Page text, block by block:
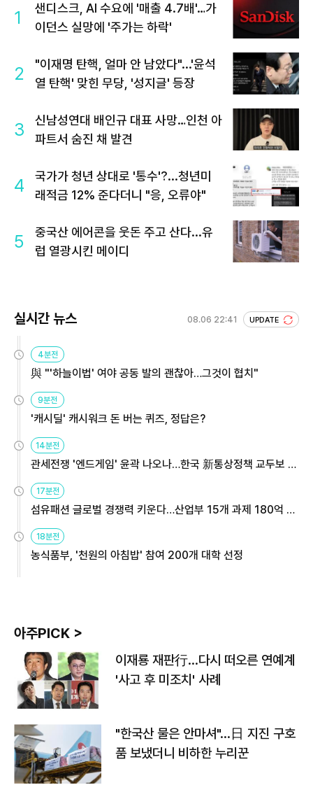
1
샌디스크, AI 수요에 '매출 4.7배'…가
이던스 실망에 '주가는 하락'
2
"이재명 탄핵, 얼마 안 남았다"...'윤석
열 탄핵' 맞힌 무당, '성지글' 등장
3
신남성연대 배인규 대표 사망…인천 아
파트서 숨진 채 발견
4
국가가 청년 상대로 '통수'?...청년미
래적금 12% 준다더니 "응, 오류야"
5
중국산 에어콘을 웃돈 주고 산다...유
럽 열광시킨 메이디
실시간 뉴스 08.06 22:41 UPDATE
4분전
與 "'하늘이법' 여야 공동 발의 괜찮아…그것이 협치"
9분전
'캐시딜' 캐시워크 돈 버는 퀴즈, 정답은?
14분전
관세전쟁 '엔드게임' 윤곽 나오나…한국 新통상정책 교두보 활
용해야
17분전
섬유패션 글로벌 경쟁력 키운다…산업부 15개 과제 180억 지
원
18분전
농식품부, '천원의 아침밥' 참여 200개 대학 선정
아주PICK >
이재룡 재판行…다시 떠오른 연예계
'사고 후 미조치' 사례
"한국산 물은 안마셔"…日 지진 구호
품 보냈더니 비하한 누리꾼